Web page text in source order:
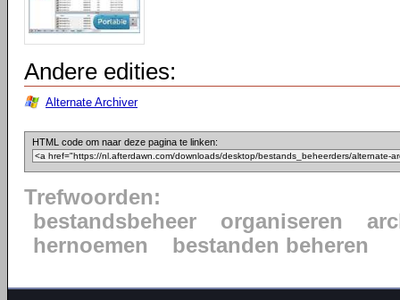
Andere edities:
Alternate Archiver
HTML code om naar deze pagina te linken:
Trefwoorden:
bestandsbeheer
organiseren
hernoemen
bestanden beheren